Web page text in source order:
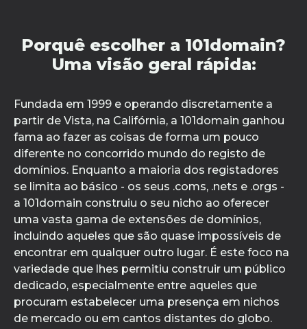
Porquê escolher a 101domain?
Uma visão geral rápida:
Fundada em 1999 e operando discretamente a
partir de Vista, na Califórnia, a 101domain ganhou
fama ao fazer as coisas de forma um pouco
diferente no concorrido mundo do registo de
domínios. Enquanto a maioria dos registadores
se limita ao básico - os seus .coms, .nets e .orgs -
a 101domain construiu o seu nicho ao oferecer
uma vasta gama de extensões de domínios,
incluindo aqueles que são quase impossíveis de
encontrar em qualquer outro lugar. É este foco na
variedade que lhes permitiu construir um público
dedicado, especialmente entre aqueles que
procuram estabelecer uma presença em nichos
de mercado ou em cantos distantes do globo.